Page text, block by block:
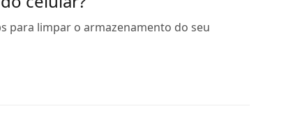
para limpar o armazenamento do seu